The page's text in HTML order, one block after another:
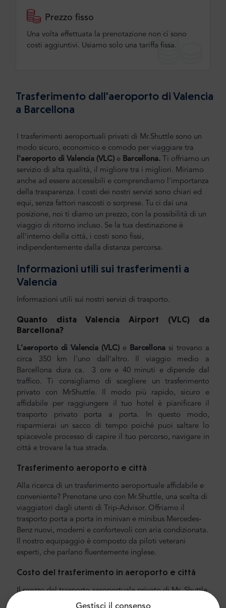
Gestisci il consenso
Prezzo fisso
Una volta effettuata la prenotazione non ci sono
costi aggiuntivi. Usiamo solo una tariffa fissa.
Trasferimento dall'aeroporto di Valencia
a Barcellona
I trasferimenti aeroportuali privati di Mr.Shuttle sono un
modo sicuro, economico e comodo per viaggiare tra
l'aeroporto di Valencia (VLC) e Barcellona. Ti offriamo un
servizio di alta qualità, il migliore tra i migliori. Miriamo
anche ad essere accessibili e comprendiamo l'importanza
della trasparenza. I costi dei nostri servizi sono chiari ed
equi, senza fattori nascosti o sorprese. Tu ci dai una
posizione, noi ti diamo un prezzo, con la possibilità di un
viaggio di ritorno incluso. Se la tua destinazione è
all'interno della città, i costi sono fissi,
indipendentemente dalla distanza percorsa.
Informazioni utili sui trasferimenti a
Valencia
Informazioni utili sui nostri servizi di trasporto.
Quanto dista Valencia Airport (VLC) da
Barcellona?
L'aeroporto di Valencia (VLC) e Barcellona si trovano a
circa 350 km l'uno dall'altro. Il viaggio medio a
Barcellona dura ca. 3 ore e 40 minuti e dipende dal
traffico. Ti consigliamo di scegliere un trasferimento
privato con MrShuttle. Il modo più rapido, sicuro e
affidabile per raggiungere il tuo hotel è pianificare il
trasporto privato porta a porta. In questo modo,
risparmierai un sacco di tempo poiché puoi saltare lo
spiacevole processo di capire il tuo percorso, navigare in
città e trovare la tua strada.
Trasferimento aeroporto e città
Alla ricerca di un trasferimento aeroportuale affidabile e
conveniente? Prenotane uno con Mr.Shuttle, una scelta di
viaggiatori dagli utenti di Trip-Advisor. Offriamo il
trasporto porta a porta in minivan e minibus Mercedes-
Benz nuovi, moderni e confortevoli con aria condizionata.
Il nostro equipaggio è composto da piloti veterani
esperti, che parlano fluentemente inglese.
Costo del trasferimento in aeroporto e città
Il prezzo del trasporto aeroportuale privato di Mr. Shuttle
è inferiore a quello di un taxi aeroportuale. I nostri prezzi